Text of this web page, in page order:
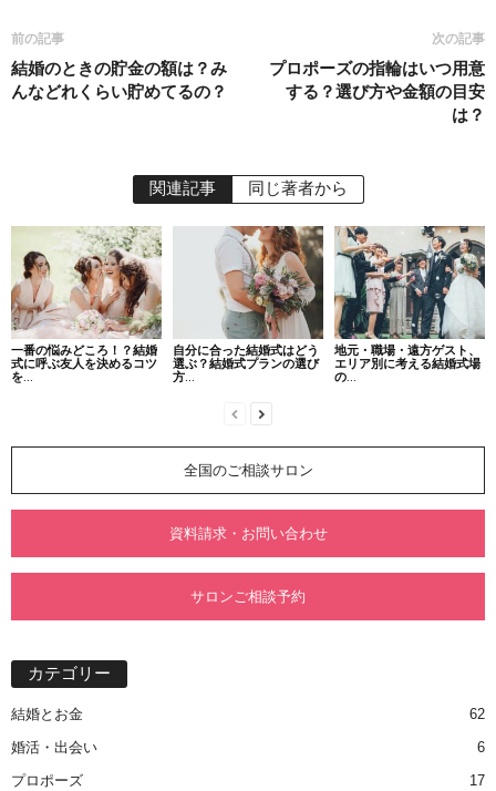
前の記事
結婚のときの貯金の額は？み
んなどれくらい貯めてるの？
次の記事
プロポーズの指輪はいつ用意
する？選び方や金額の目安
は？
関連記事 同じ著者から
一番の悩みどころ！？結婚
式に呼ぶ友人を決めるコツ
を...
自分に合った結婚式はどう
選ぶ？結婚式プランの選び
方...
地元・職場・遠方ゲスト、
エリア別に考える結婚式場
の...
全国のご相談サロン
資料請求・お問い合わせ
サロンご相談予約
カテゴリー
結婚とお金
62
婚活・出会い
6
プロポーズ
17